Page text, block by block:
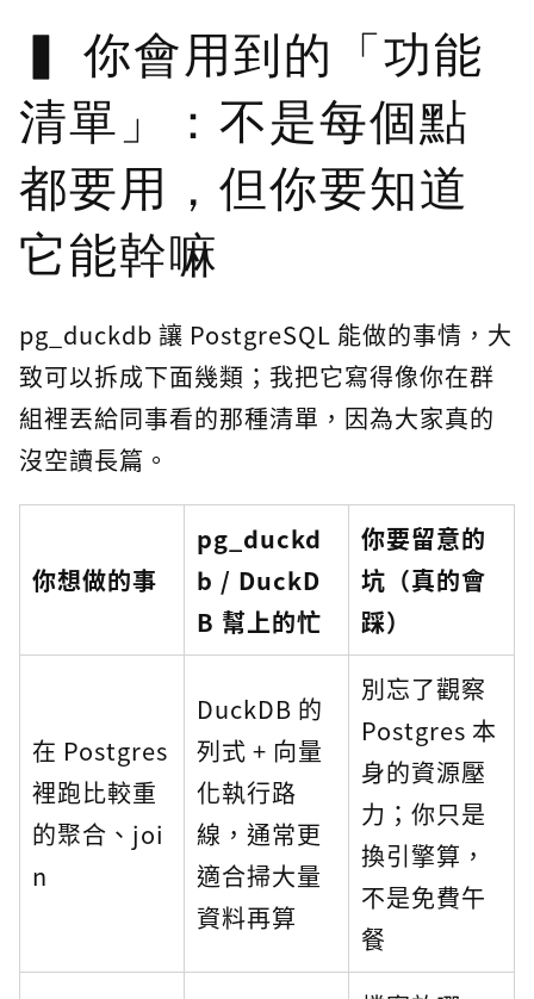
你會用到的「功能
清單」：不是每個點
都要用，但你要知道
它能幹嘛
pg_duckdb 讓 PostgreSQL 能做的事情，大
致可以拆成下面幾類；我把它寫得像你在群
組裡丟給同事看的那種清單，因為大家真的
沒空讀長篇。
你想做的事
pg_duckd
b / DuckD
B 幫上的忙
你要留意的
坑（真的會
踩）
在 Postgres
裡跑比較重
的聚合、joi
n
DuckDB 的
列式 + 向量
化執行路
線，通常更
適合掃大量
資料再算
別忘了觀察
Postgres 本
身的資源壓
力；你只是
換引擎算，
不是免費午
餐